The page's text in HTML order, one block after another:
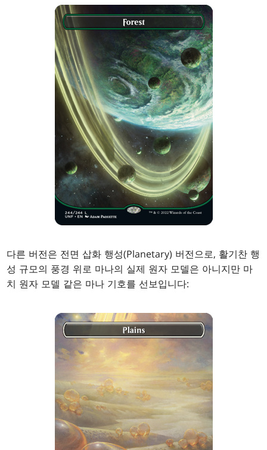
다른 버전은 전면 삽화 행성(Planetary) 버전으로, 활기찬 행
성 규모의 풍경 위로 마나의 실제 원자 모델은 아니지만 마
치 원자 모델 같은 마나 기호를 선보입니다: